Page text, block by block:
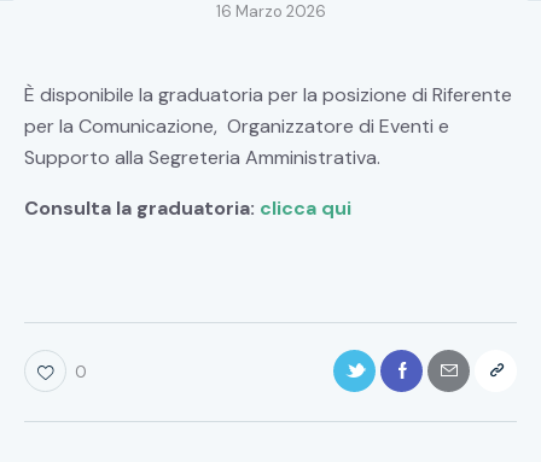
16 Marzo 2026
È disponibile la graduatoria per la posizione di Riferente
per la Comunicazione, Organizzatore di Eventi e
Supporto alla Segreteria Amministrativa.
Consulta la graduatoria: clicca qui
0